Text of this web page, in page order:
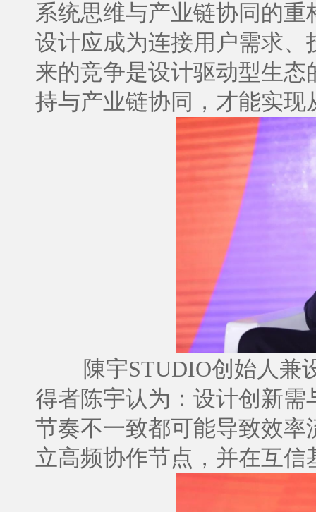
系统思维与产业链协同的
设计应成为连接用户需求
来的竞争是设计驱动型生
持与产业链协同，才能实现
陳宇STUDIO创始人兼
得者陈宇认为：设计创新需
节奏不一致都可能导致效
立高频协作节点，并在互